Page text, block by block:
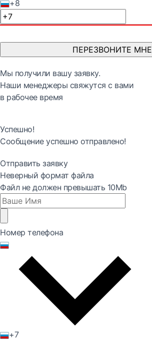
+8
ПЕРЕЗВОНИТЕ МНЕ
Мы получили вашу заявку.
Наши менеджеры свяжутся с вами
в рабочее время
Успешно!
Сообщение успешно отправлено!
Отправить заявку
Неверный формат файла
Файл не должен превышать 10Mb
Номер телефона
+7